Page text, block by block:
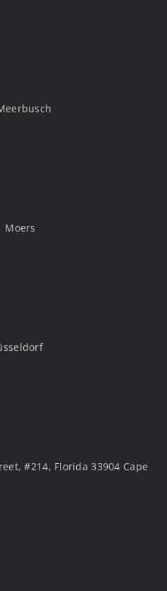
Moers
#214, Florida 33904 Cape